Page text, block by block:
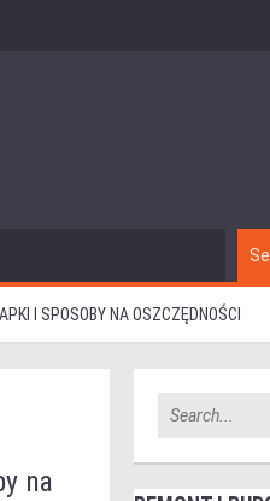
I SPOSOBY NA OSZCZĘDNOŚCI
na